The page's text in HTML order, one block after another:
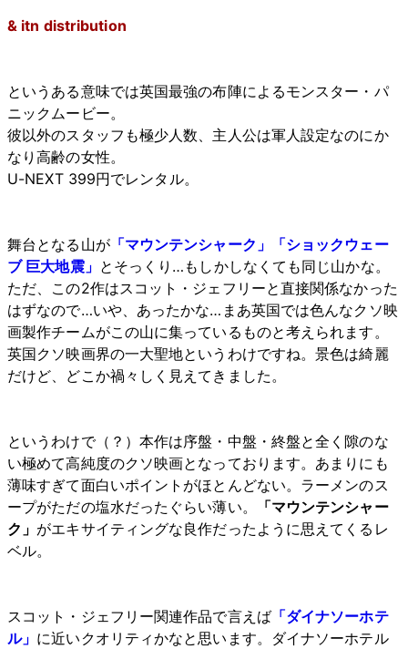
& itn distribution
というある意味では英国最強の布陣によるモンスター・パ
ニックムービー。
彼以外のスタッフも極少人数、主人公は軍人設定なのにか
なり高齢の女性。
U-NEXT 399円でレンタル。
舞台となる山が「マウンテンシャーク」
「ショックウェー
ブ 巨大地震」 とそっくり…もしかしなくても同じ山かな。
ただ、この2作はスコット・ジェフリーと直接関係なかった
はずなので…いや、あったかな…まあ英国では色んなクソ映
画製作チームがこの山に集っているものと考えられます。
英国クソ映画界の一大聖地というわけですね。景色は綺麗
だけど、どこか禍々しく見えてきました。
というわけで（？）本作は序盤・中盤・終盤と全く隙のな
い極めて高純度のクソ映画となっております。あまりにも
薄味すぎて面白いポイントがほとんどない。ラーメンのス
ープがただの塩水だったぐらい薄い。
「マウンテンシャー
ク」 がエキサイティングな良作だったように思えてくるレ
ベル。
スコット・ジェフリー関連作品で言えば「ダイナソーホテ
ル」 に近いクオリティかなと思います。ダイナソーホテル